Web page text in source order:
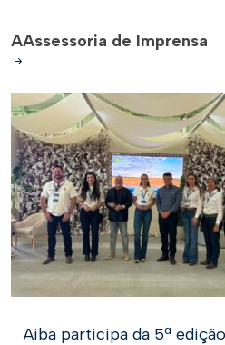
AAssessoria de Imprensa
Aiba participa da 5ª